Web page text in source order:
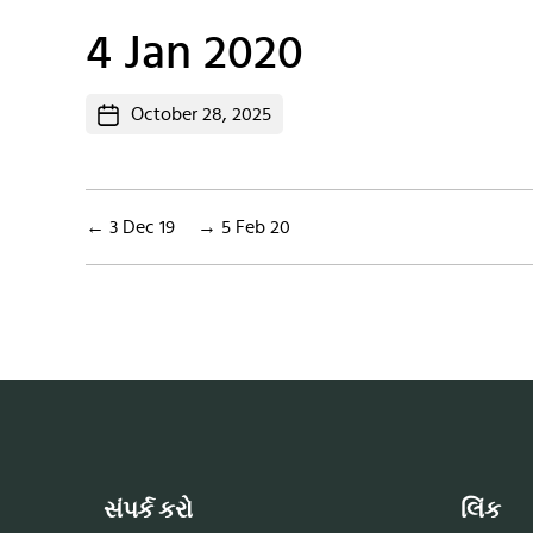
4 Jan 2020
PostOctober 28, 2025
← 3 Dec 19 → 5 Feb 20
સંપર્ક કરો લિંક